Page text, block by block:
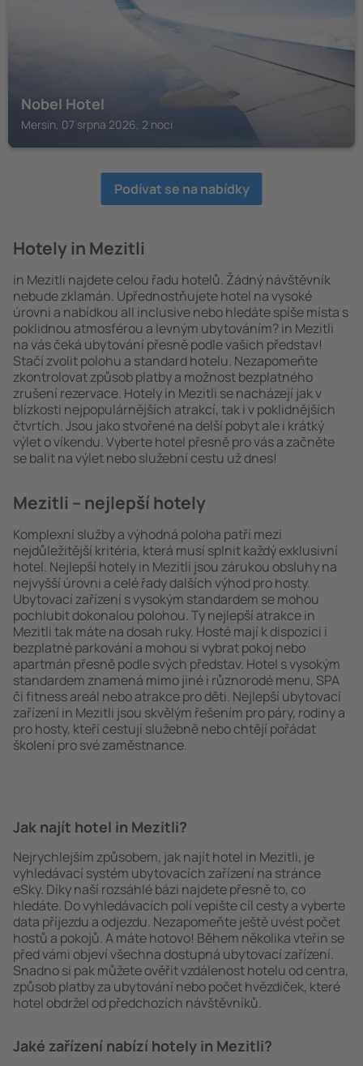
Nobel Hotel
Mersin, 07 srpna 2026, 2 noci
Podívat se na nabídky
Hotely in Mezitli
in Mezitli najdete celou řadu hotelů. Žádný návštěvník
nebude zklamán. Upřednostňujete hotel na vysoké
úrovni a nabídkou all inclusive nebo hledáte spíše místa s
poklidnou atmosférou a levným ubytováním? in Mezitli
na vás čeká ubytování přesně podle vašich představ!
Stačí zvolit polohu a standard hotelu. Nezapomeňte
zkontrolovat způsob platby a možnost bezplatného
zrušení rezervace. Hotely in Mezitli se nacházejí jak v
blízkosti nejpopulárnějších atrakcí, tak i v poklidnějších
čtvrtích. Jsou jako stvořené na delší pobyt ale i krátký
výlet o víkendu. Vyberte hotel přesně pro vás a začněte
se balit na výlet nebo služební cestu už dnes!
Mezitli – nejlepší hotely
Komplexní služby a výhodná poloha patří mezi
nejdůležitější kritéria, která musí splnit každý exklusivní
hotel. Nejlepší hotely in Mezitli jsou zárukou obsluhy na
nejvyšší úrovni a celé řady dalších výhod pro hosty.
Ubytovací zařízení s vysokým standardem se mohou
pochlubit dokonalou polohou. Ty nejlepší atrakce in
Mezitli tak máte na dosah ruky. Hosté mají k dispozici i
bezplatné parkování a mohou si vybrat pokoj nebo
apartmán přesně podle svých představ. Hotel s vysokým
standardem znamená mimo jiné i různorodé menu, SPA
či fitness areál nebo atrakce pro děti. Nejlepší ubytovací
zařízení in Mezitli jsou skvělým řešením pro páry, rodiny a
pro hosty, kteří cestují služebně nebo chtějí pořádat
školení pro své zaměstnance.
Jak najít hotel in Mezitli?
Nejrychlejším způsobem, jak najít hotel in Mezitli, je
vyhledávací systém ubytovacích zařízení na stránce
eSky. Díky naší rozsáhlé bázi najdete přesně to, co
hledáte. Do vyhledávacích polí vepište cíl cesty a vyberte
data příjezdu a odjezdu. Nezapomeňte ještě uvést počet
hostů a pokojů. A máte hotovo! Během několika vteřin se
před vámi objeví všechna dostupná ubytovací zařízení.
Snadno si pak můžete ověřit vzdálenost hotelu od centra,
způsob platby za ubytování nebo počet hvězdiček, které
hotel obdržel od předchozích návštěvníků.
Jaké zařízení nabízí hotely in Mezitli?